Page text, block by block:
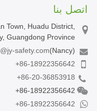
اتصل بنا
Town, Huadu District,
Guangdong Province
safety.com(Nancy)
+86-18922356642
+86-20-36853918
+86-18922356642
+86-18922356642